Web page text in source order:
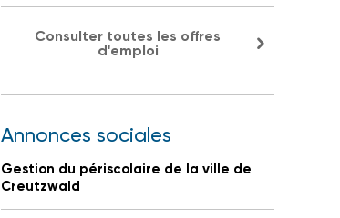
Consulter toutes les offres
d'emploi
Annonces sociales
Gestion du périscolaire de la ville de
Creutzwald